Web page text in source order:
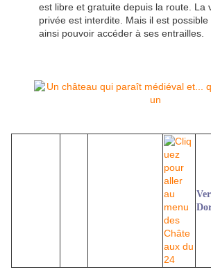
est libre et gratuite depuis la route. La
privée est interdite. Mais il est possible
ainsi pouvoir accéder à ses entrailles.